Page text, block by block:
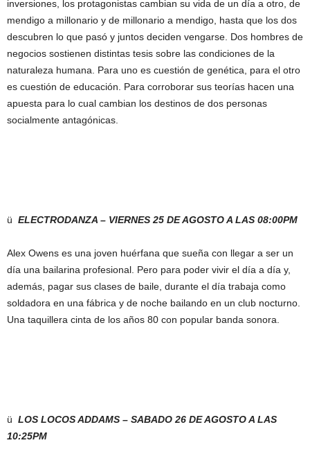
inversiones, los protagonistas cambian su vida de un día a otro, de
mendigo a millonario y de millonario a mendigo, hasta que los dos
descubren lo que pasó y juntos deciden vengarse. Dos hombres de
negocios sostienen distintas tesis sobre las condiciones de la
naturaleza humana. Para uno es cuestión de genética, para el otro
es cuestión de educación. Para corroborar sus teorías hacen una
apuesta para lo cual cambian los destinos de dos personas
socialmente antagónicas.
ü ELECTRODANZA – VIERNES 25 DE AGOSTO A LAS 08:00PM
Alex Owens es una joven huérfana que sueña con llegar a ser un
día una bailarina profesional. Pero para poder vivir el día a día y,
además, pagar sus clases de baile, durante el día trabaja como
soldadora en una fábrica y de noche bailando en un club nocturno.
Una taquillera cinta de los años 80 con popular banda sonora.
ü LOS LOCOS ADDAMS – SABADO 26 DE AGOSTO A LAS
10:25PM